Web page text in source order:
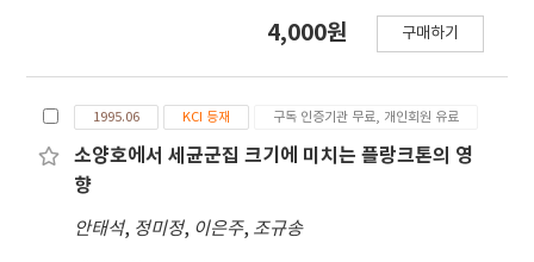
4,000원 구매하기
1995.06 KCI 등재 구독 인증기관 무료, 개인회원 유료
소양호에서 세균군집 크기에 미치는 플랑크톤의 영
향
안태석, 정미정, 이은주, 조규송